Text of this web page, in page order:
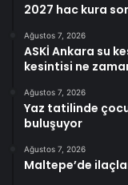
2027 hac kura
Ağustos 7, 2026
ASKİ Ankara su
kesintisi ne
Ağustos 7, 2026
Yaz tatilinde
buluşuyor
Ağustos 7, 2026
Maltepe’de